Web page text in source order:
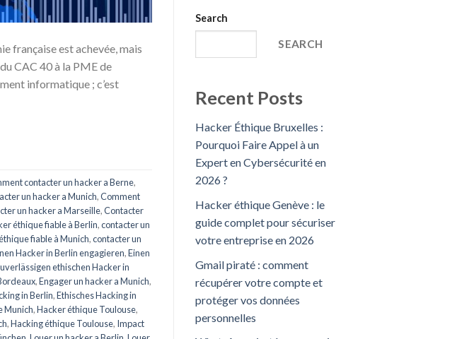
française est achevée, mais
CAC 40 à la PME de
informatique ; c’est
contacter un hacker a Berne,
un hacker a Munich,Comment
un hacker a Marseille,Contacter
éthique fiable à Berlin,contacter un
fiable à Munich,contacter un
Hacker in Berlin engagieren,Einen
ethischen Hacker in
,Engager un hacker a Munich,
in Berlin,Ethisches Hacking in
Munich,Hacker éthique Toulouse,
,Hacking éthique Toulouse, Impact
Search
SEARCH
Recent Posts
Hacker Éthique Bruxelles :
Pourquoi Faire Appel à un
Expert en Cybersécurité en
2026 ?
Hacker éthique Genève : le
guide complet pour sécuriser
votre entreprise en 2026
Gmail piraté : comment
récupérer votre compte et
protéger vos données
personnelles